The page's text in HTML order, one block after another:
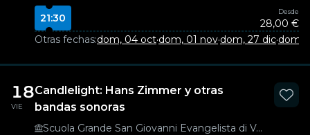
21:30
Desde
28,00 €
Otras fechas:dom, 04 oct·dom, 01 nov·dom, 27 dic·dom,
18
VIE
Candlelight: Hans Zimmer y otras
bandas sonoras
Scuola Grande San Giovanni Evangelista di Venezia